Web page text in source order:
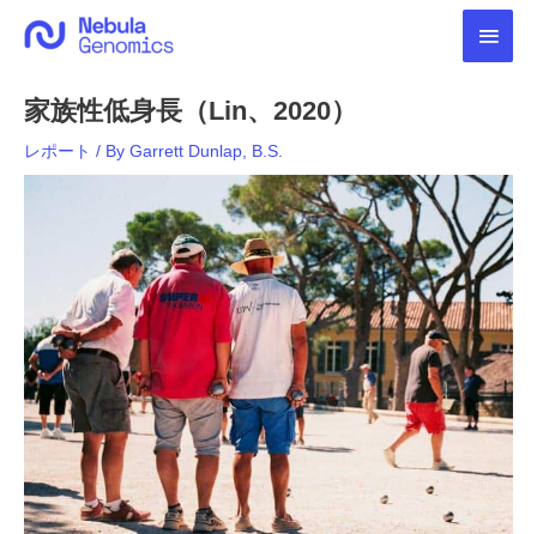
メ
ニ
ュ
ー
家族性低身長（Lin、2020）
レポート / By Garrett Dunlap, B.S.